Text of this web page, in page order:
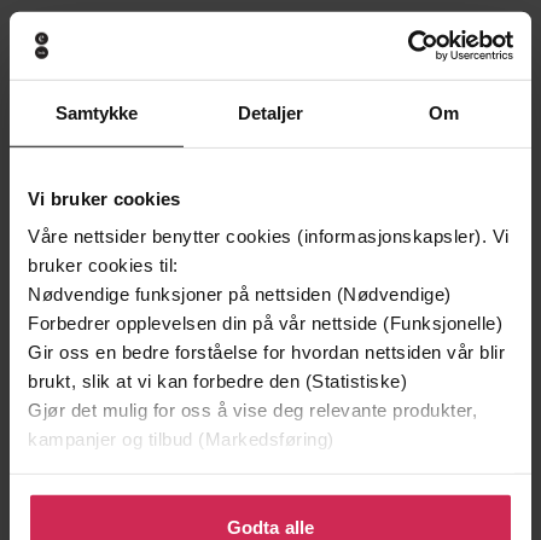
Samtykke Detaljer Om
Vi bruker cookies
Våre nettsider benytter cookies (informasjonskapsler). Vi
bruker cookies til:
Nødvendige funksjoner på nettsiden (Nødvendige)
Forbedrer opplevelsen din på vår nettside (Funksjonelle)
Gir oss en bedre forståelse for hvordan nettsiden vår blir
brukt, slik at vi kan forbedre den (Statistiske)
Gjør det mulig for oss å vise deg relevante produkter,
kampanjer og tilbud (Markedsføring)
Klikk på «Godta alle» for å gi oss ditt samtykke til å
bruke cookies for alle disse formålene. Du kan også
Godta alle
Andre har også kjøpt